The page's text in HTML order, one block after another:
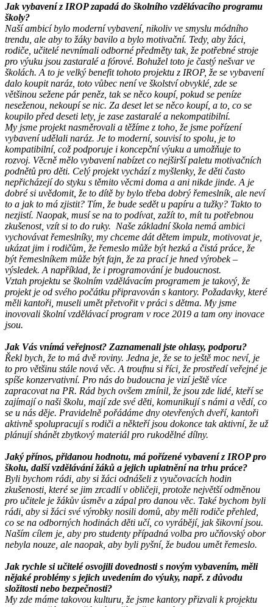
Jak vybavení z IROP zapadá do školního vzdělávacího programu
školy?
Naší ambicí bylo moderní vybavení, nikoliv ve smyslu módního
trendu, ale aby to žáky bavilo a bylo motivační. Tedy, aby žáci,
rodiče, učitelé nevnímali odborné předměty tak, že potřebné stroje
pro výuku jsou zastaralé a fórové. Bohužel toto je častý nešvar ve
školách. A to je velký benefit tohoto projektu z IROP, že se vybavení
dalo koupit naráz, toto vůbec není ve školství obvyklé, zde se
většinou sežene pár peněz, tak se něco koupí, pokud se peníze
neseženou, nekoupí se nic. Za deset let se něco koupí, a to, co se
koupilo před deseti lety, je zase zastaralé a nekompatibilní.
My jsme projekt nasměrovali a těžíme z toho, že jsme pořízení
vybavení udělali naráz. Je to moderní, souvisí to spolu, je to
kompatibilní, což podporuje i koncepční výuku a umožňuje to
rozvoj. Věcně mělo vybavení nabízet co nejširší paletu motivačních
podnětů pro děti. Celý projekt vychází z myšlenky, že děti často
nepřicházejí do styku s těmito věcmi doma a ani nikde jinde. A je
dobré si uvědomit, že to dítě by bylo třeba dobrý řemeslník, ale neví
to a jak to má zjistit? Tím, že bude sedět u papíru a tužky? Takto to
nezjistí. Naopak, musí se na to podívat, zažít to, mít tu potřebnou
zkušenost, vzít si to do ruky. Naše základní škola nemá ambici
vychovávat řemeslníky, my chceme dát dětem impulz, motivovat je,
ukázat jim i rodičům, že řemeslo může být hezká a čistá práce, že
být řemeslníkem může být fajn, že za prací je hned výrobek –
výsledek. A například, že i programování je budoucnost.
Vztah projektu se školním vzdělávacím programem je takový, že
projekt je od svého počátku připravován s kantory. Požadavky, které
měli kantoři, museli umět přetvořit v práci s dětma. My jsme
inovovali školní vzdělávací program v roce 2019 a tam ony inovace
jsou.
Jak Vás vnímá veřejnost? Zaznamenali jste ohlasy, podporu?
Řekl bych, že to má dvě roviny. Jedna je, že se to ještě moc neví, je
to pro většinu stále nová věc. A troufnu si říci, že prostředí veřejné je
spíše konzervativní. Pro nás do budoucna je vizí ještě více
zapracovat na PR. Rád bych ovšem zmínil, že jsou zde lidé, kteří se
zajímají o naši školu, mají zde své děti, komunikují s námi a vědí, co
se u nás děje. Pravidelně pořádáme dny otevřených dveří, kantoři
aktivně spolupracují s rodiči a někteří jsou dokonce tak aktivní, že už
plánují shánět zbytkový materiál pro rukodělné dílny.
Jaký přínos, přidanou hodnotu, má pořízené vybavení z IROP pro
školu, další vzdělávání žáků a jejich uplatnění na trhu práce?
Byli bychom rádi, aby si žáci odnášeli z vyučovacích hodin
zkušenosti, které se jim zrcadlí v obličeji, protože největší odměnou
pro učitele je žákův úsměv a zápal pro danou věc. Také bychom byli
rádi, aby si žáci své výrobky nosili domů, aby měli rodiče přehled,
co se na odborných hodinách děti učí, co vyrábějí, jak šikovní jsou.
Naším cílem je, aby pro studenty případná volba pro učňovský obor
nebyla nouze, ale naopak, aby byli pyšní, že budou umět řemeslo.
Jak rychle si učitelé osvojili dovednosti s novým vybavením, měli
nějaké problémy s jejich uvedením do výuky, např. z důvodu
složitosti nebo bezpečnosti?
My zde máme takovou kulturu, že jsme kantory přizvali k projektu